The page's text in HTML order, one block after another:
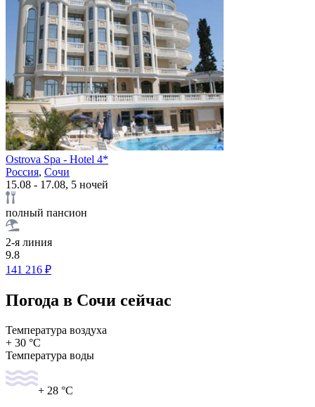
Ostrova Spa - Hotel 4*
Россия, Сочи
15.08 - 17.08, 5 ночей
полный пансион
2-я линия
9.8
141 216 ₽
Погода в Сочи сейчас
Температура воздуха
+ 30 °C
Температура воды
+ 28 °C